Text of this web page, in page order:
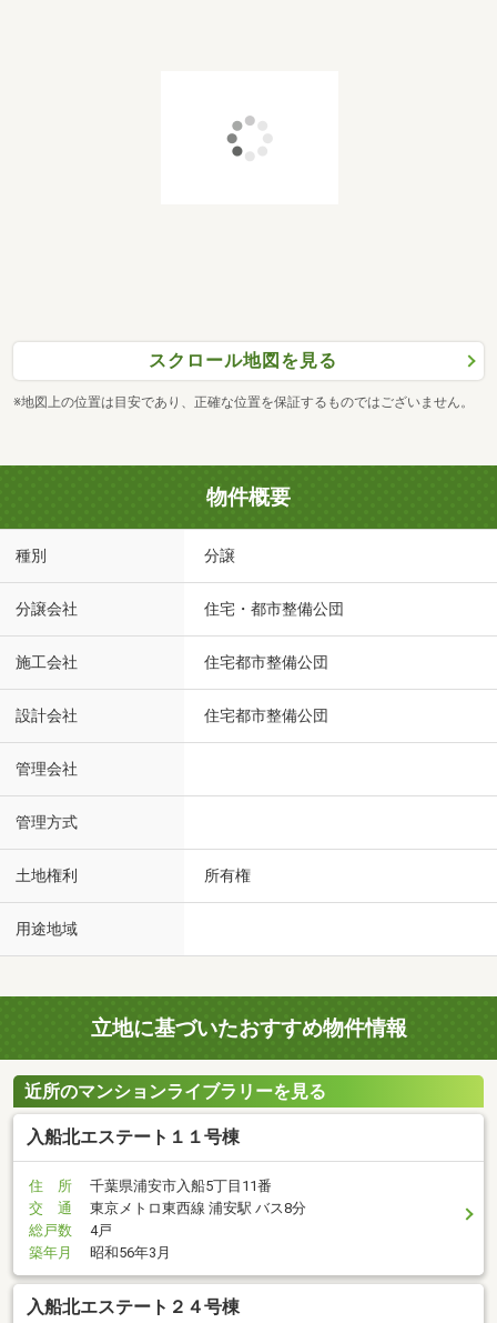
スクロール地図を見る
※地図上の位置は目安であり、正確な位置を保証するものではございません。
物件概要
種別 分譲
分譲会社 住宅・都市整備公団
施工会社 住宅都市整備公団
設計会社 住宅都市整備公団
管理会社
管理方式
土地権利 所有権
用途地域
立地に基づいたおすすめ物件情報
近所のマンションライブラリーを見る
入船北エステート１１号棟
住 所
千葉県浦安市入船5丁目11番
交 通
東京メトロ東西線 浦安駅 バス8分
総戸数
4戸
築年月
昭和56年3月
入船北エステート２４号棟